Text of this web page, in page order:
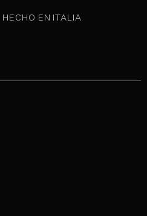
HECHO EN ITALIA